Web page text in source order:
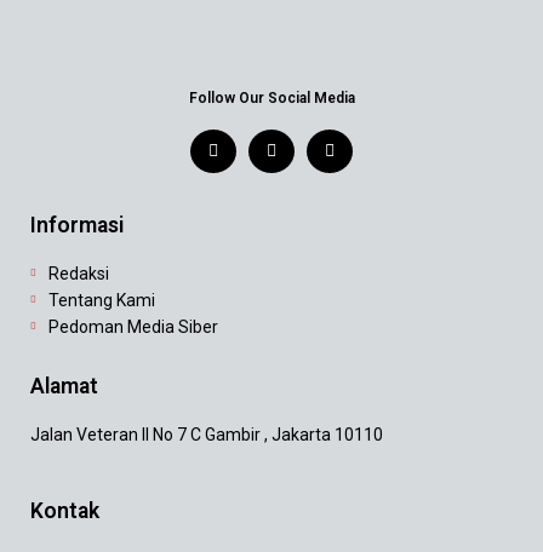
Follow Our Social Media
Informasi
Redaksi
Tentang Kami
Pedoman Media Siber
Alamat
Jalan Veteran II No 7 C Gambir , Jakarta 10110
Kontak